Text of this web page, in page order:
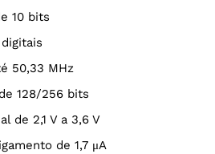
10 bits
50,33 MHz
128/256 bits
de 2,1 V a 3,6 V
de 1,7 μA